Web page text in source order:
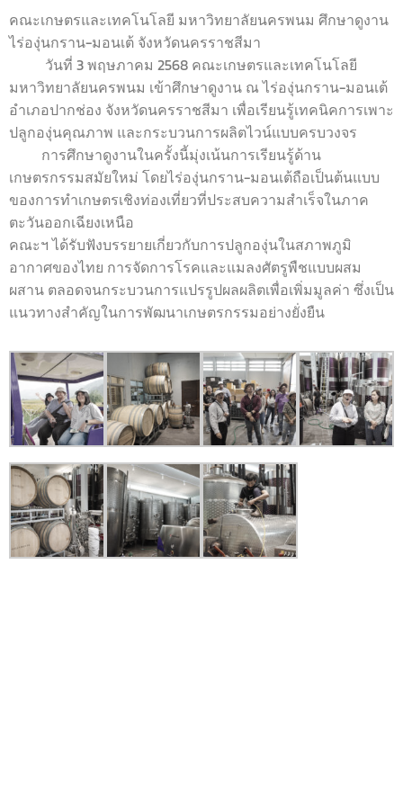
คณะเกษตรและเทคโนโลยี มหาวิทยาลัยนครพนม ศึกษาดูงาน
ไร่องุ่นกราน-มอนเต้ จังหวัดนครราชสีมา
วันที่ 3 พฤษภาคม 2568 คณะเกษตรและเทคโนโลยี
มหาวิทยาลัยนครพนม เข้าศึกษาดูงาน ณ ไร่องุ่นกราน-มอนเต้
อำเภอปากช่อง จังหวัดนครราชสีมา เพื่อเรียนรู้เทคนิคการเพาะ
ปลูกองุ่นคุณภาพ และกระบวนการผลิตไวน์แบบครบวงจร
การศึกษาดูงานในครั้งนี้มุ่งเน้นการเรียนรู้ด้าน
เกษตรกรรมสมัยใหม่ โดยไร่องุ่นกราน-มอนเต้ถือเป็นต้นแบบ
ของการทำเกษตรเชิงท่องเที่ยวที่ประสบความสำเร็จในภาค
ตะวันออกเฉียงเหนือ
คณะฯ ได้รับฟังบรรยายเกี่ยวกับการปลูกองุ่นในสภาพภูมิ
อากาศของไทย การจัดการโรคและแมลงศัตรูพืชแบบผสม
ผสาน ตลอดจนกระบวนการแปรรูปผลผลิตเพื่อเพิ่มมูลค่า ซึ่งเป็น
แนวทางสำคัญในการพัฒนาเกษตรกรรมอย่างยั่งยืน